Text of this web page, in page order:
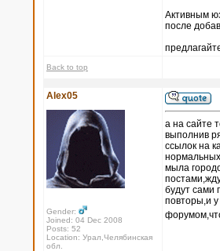
Активным
после
Back to top
Alex05
Gender:
Joined: 04 Dec 2008
Posts: 52
Location: Урал,Челябинская
обл.
а на сайте
выполнив
ссылок на
мыла
будут сами
повторы,и